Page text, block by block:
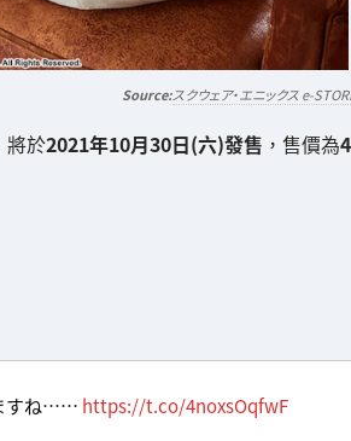
スクウェア・エニックス e-
將於2021年10月30日(六)發售 ，售價為
すね…… https://t.co/4noxsOqfwF